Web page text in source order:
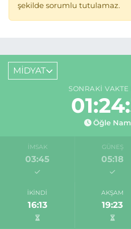
şekilde sorumlu tutulamaz.
MİDYAT
SONRAKI
Öğle
İMSAK
03:45
GÜNEŞ
05:18
İKINDI
16:13
AKŞAM
19:23